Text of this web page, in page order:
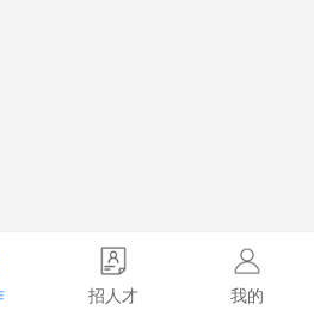
招人才 我的